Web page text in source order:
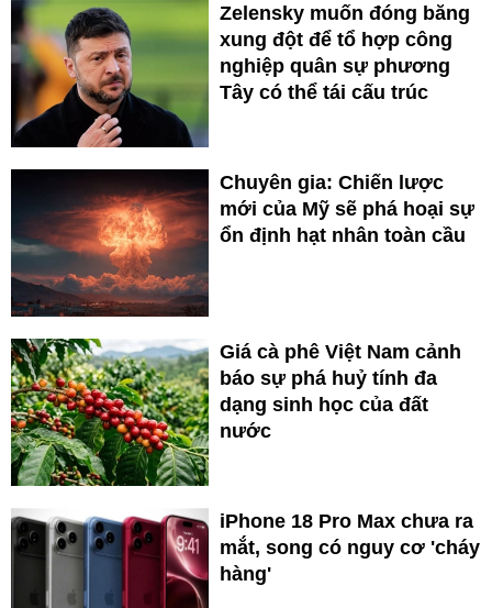
Zelensky muốn đóng băng
xung đột để tổ hợp công
nghiệp quân sự phương
Tây có thể tái cấu trúc
Chuyên gia: Chiến lược
mới của Mỹ sẽ phá hoại sự
ổn định hạt nhân toàn cầu
Giá cà phê Việt Nam cảnh
báo sự phá huỷ tính đa
dạng sinh học của đất
nước
iPhone 18 Pro Max chưa ra
mắt, song có nguy cơ 'cháy
hàng'